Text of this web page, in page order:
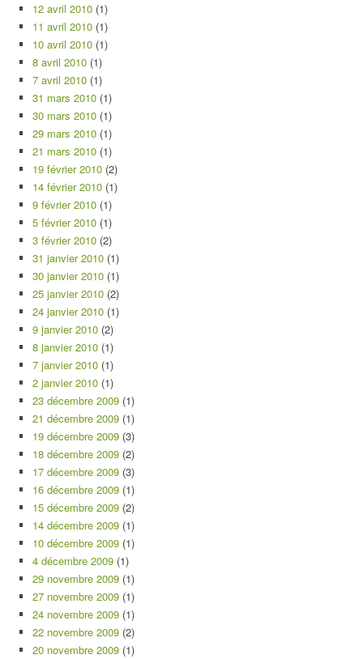
12 avril 2010 (1)
11 avril 2010 (1)
10 avril 2010 (1)
8 avril 2010 (1)
7 avril 2010 (1)
31 mars 2010 (1)
30 mars 2010 (1)
29 mars 2010 (1)
21 mars 2010 (1)
19 février 2010 (2)
14 février 2010 (1)
9 février 2010 (1)
5 février 2010 (1)
3 février 2010 (2)
31 janvier 2010 (1)
30 janvier 2010 (1)
25 janvier 2010 (2)
24 janvier 2010 (1)
9 janvier 2010 (2)
8 janvier 2010 (1)
7 janvier 2010 (1)
2 janvier 2010 (1)
23 décembre 2009 (1)
21 décembre 2009 (1)
19 décembre 2009 (3)
18 décembre 2009 (2)
17 décembre 2009 (3)
16 décembre 2009 (1)
15 décembre 2009 (2)
14 décembre 2009 (1)
10 décembre 2009 (1)
4 décembre 2009 (1)
29 novembre 2009 (1)
27 novembre 2009 (1)
24 novembre 2009 (1)
22 novembre 2009 (2)
20 novembre 2009 (1)